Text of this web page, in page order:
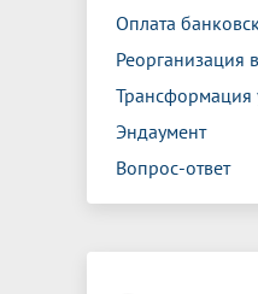
Оплата
Реорганизация
Трансформация
Эндаумент
Вопрос-ответ